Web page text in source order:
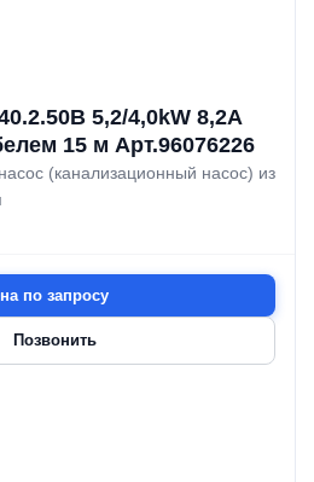
5,2/4,0kW 8,2A
15 м Арт.96076226
(канализационный насос) из
по запросу
Позвонить